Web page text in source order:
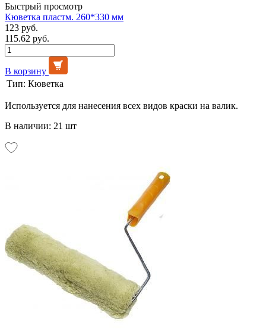
Быстрый просмотр
Кюветка пластм. 260*330 мм
123 руб.
115.62 руб.
В корзину
Тип: Кюветка
Используется для нанесения всех видов краски на валик.
В наличии: 21 шт